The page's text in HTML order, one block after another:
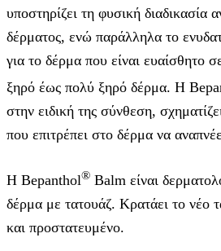
υποστηρίζει τη φυσική διαδικασία
δέρματος, ενώ παράλληλα το
για το δέρμα που είναι ευαίσθητο
ξηρό έως πολύ ξηρό δέρμα. Η
στην ειδική της σύνθεση,
που επιτρέπει στο δέρμα να
Η Bepanthol® Balm είναι
δέρμα με τατουάζ. Κρατάει το νέο
και προστατευμένο.